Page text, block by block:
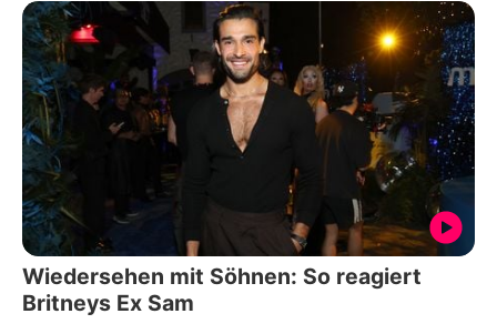
Wiedersehen mit Söhnen: So reagiert
Britneys Ex Sam